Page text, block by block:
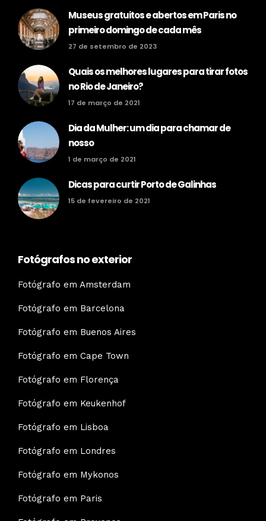
Museus gratuitos e abertos em Paris no
primeiro domingo de cada mês
27 de setembro de 2023
Quais os melhores lugares para tirar fotos
no Rio de Janeiro?
17 de março de 2021
Dia da Mulher: um dia para chamar de
nosso
1 de março de 2021
Dicas para curtir Porto de Galinhas
15 de fevereiro de 2021
Fotógrafos no exterior
Fotógrafo em Amsterdam
Fotógrafo em Barcelona
Fotógrafo em Buenos Aires
Fotógrafo em Cape Town
Fotógrafo em Florença
Fotógrafo em Keukenhof
Fotógrafo em Lisboa
Fotógrafo em Londres
Fotógrafo em Mykonos
Fotógrafo em Paris